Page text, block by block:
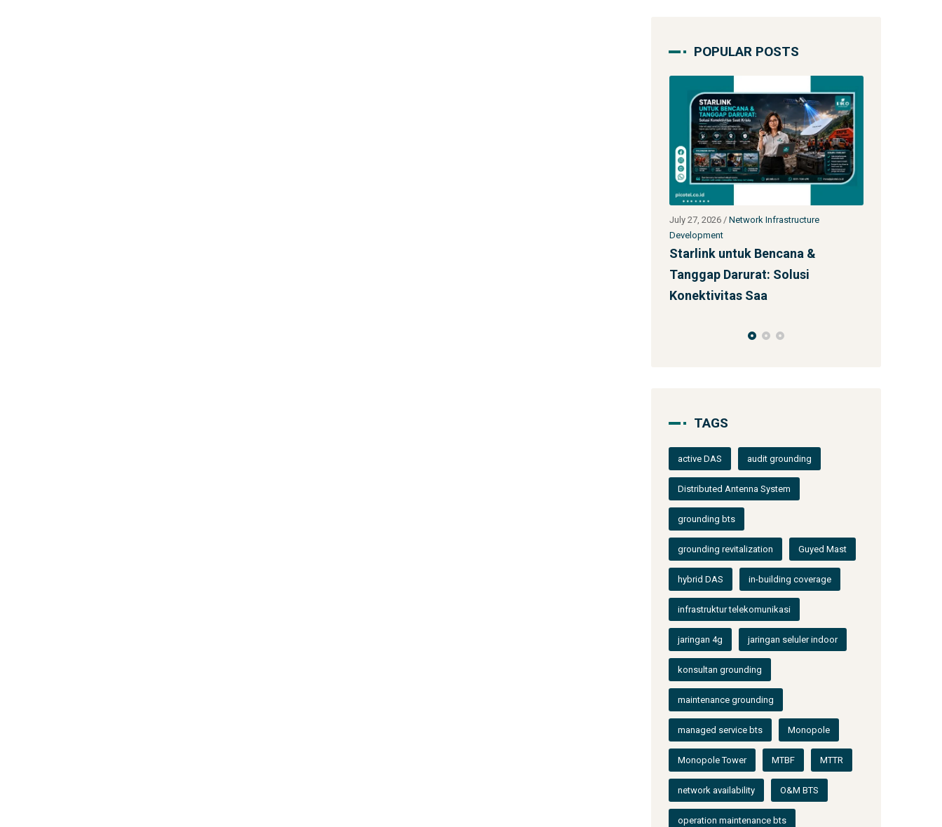
POPULAR POSTS
July 27, 2026 /Network Infrastructure
Development
Jasa Kontraktor Menara
Telekomunikasi SST 92m Proyek
BUMN
TAGS
active DAS audit grounding
Distributed Antenna System
grounding bts
grounding revitalization Guyed Mast
hybrid DAS in-building coverage
infrastruktur telekomunikasi
jaringan 4g jaringan seluler indoor
konsultan grounding
maintenance grounding
managed service bts Monopole
Monopole Tower MTBF MTTR
network availability O&M BTS
operation maintenance bts